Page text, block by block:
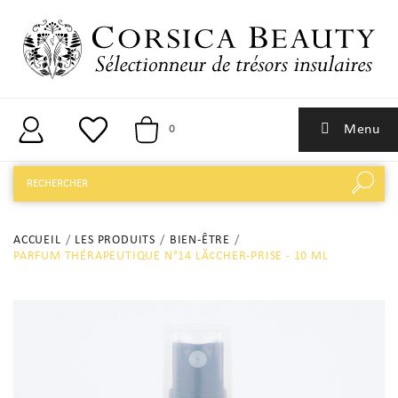
0 Menu
ACCUEIL LES PRODUITS
BIEN-ÊTRE
PARFUM THÉRAPEUTIQUE N°14 LÃ¢CHER-PRISE - 10 ML